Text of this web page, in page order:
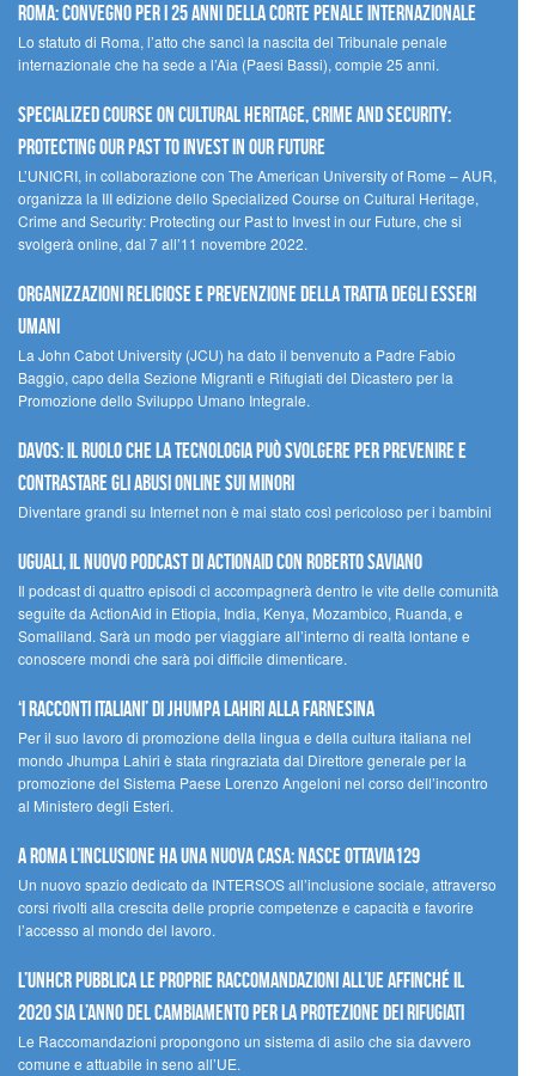
Roma: convegno per i 25 anni della Corte penale internazionale
Lo statuto di Roma, l’atto che sancì la nascita del Tribunale penale
internazionale che ha sede a l’Aia (Paesi Bassi), compie 25 anni.
Specialized Course on Cultural Heritage, Crime and Security:
Protecting our Past to Invest in our Future
L’UNICRI, in collaborazione con The American University of Rome – AUR,
organizza la III edizione dello Specialized Course on Cultural Heritage,
Crime and Security: Protecting our Past to Invest in our Future, che si
svolgerà online, dal 7 all’11 novembre 2022.
Organizzazioni religiose e prevenzione della tratta degli esseri
umani
La John Cabot University (JCU) ha dato il benvenuto a Padre Fabio
Baggio, capo della Sezione Migranti e Rifugiati del Dicastero per la
Promozione dello Sviluppo Umano Integrale.
Davos: il ruolo che la tecnologia può svolgere per prevenire e
contrastare gli abusi online sui minori
Diventare grandi su Internet non è mai stato così pericoloso per i bambini
UGUALI, il nuovo podcast di ACTIONAID con Roberto Saviano
Il podcast di quattro episodi ci accompagnerà dentro le vite delle comunità
seguite da ActionAid in Etiopia, India, Kenya, Mozambico, Ruanda, e
Somaliland. Sarà un modo per viaggiare all’interno di realtà lontane e
conoscere mondi che sarà poi difficile dimenticare.
‘I racconti italiani’ di Jhumpa Lahiri alla Farnesina
Per il suo lavoro di promozione della lingua e della cultura italiana nel
mondo Jhumpa Lahiri è stata ringraziata dal Direttore generale per la
promozione del Sistema Paese Lorenzo Angeloni nel corso dell’incontro
al Ministero degli Esteri.
A Roma l’inclusione ha una nuova casa: nasce Ottavia129
Un nuovo spazio dedicato da INTERSOS all’inclusione sociale, attraverso
corsi rivolti alla crescita delle proprie competenze e capacità e favorire
l’accesso al mondo del lavoro.
L’UNHCR pubblica le proprie raccomandazioni all’UE affinché il
2020 sia l’anno del cambiamento per la protezione dei rifugiati
Le Raccomandazioni propongono un sistema di asilo che sia davvero
comune e attuabile in seno all’UE.